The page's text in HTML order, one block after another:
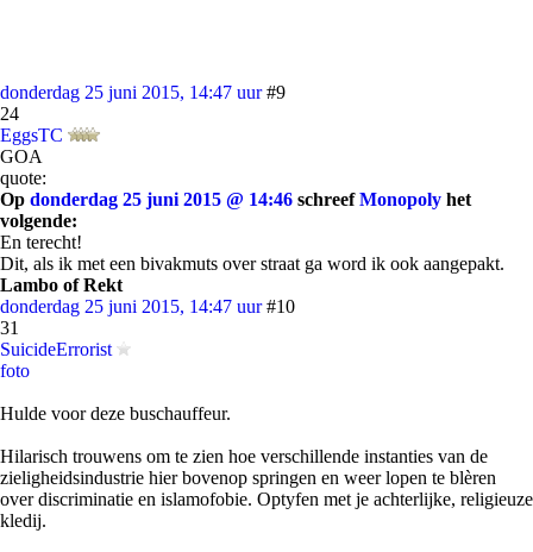
donderdag 25 juni 2015, 14:47 uur #9
24
EggsTC
GOA
quote:
Op donderdag 25 juni 2015 @ 14:46 schreefMonopoly het
volgende:
En terecht!
Dit, als ik met een bivakmuts over straat ga word ik ook aangepakt.
Lambo of Rekt
donderdag 25 juni 2015, 14:47 uur #10
31
SuicideErrorist
foto
Hulde voor deze buschauffeur.
Hilarisch trouwens om te zien hoe verschillende instanties van de
zieligheidsindustrie hier bovenop springen en weer lopen te blèren
over discriminatie en islamofobie. Optyfen met je achterlijke, religieuze
kledij.